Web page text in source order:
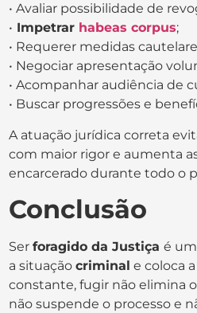
• Avaliar possibilidade de
• Impetrar habeas corpus;
• Requerer medidas
• Negociar apresentação
• Acompanhar audiência de
• Buscar progressões e
A atuação jurídica correta
com maior rigor e aumenta
encarcerado durante todo o
Conclusão
Serforagido da Justiçaé
a situaçãocriminal e coloca
constante, fugir não elimina o
não suspende o processo e